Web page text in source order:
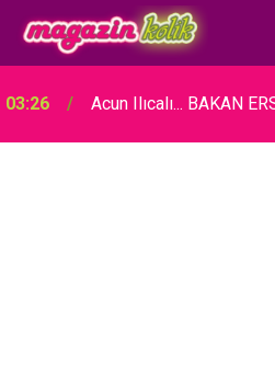
03:26 Acun Ilıcalı... BAKAN